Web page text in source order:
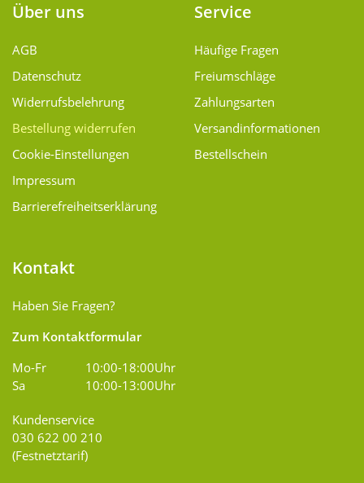
Über uns
AGB
Datenschutz
Widerrufsbelehrung
Bestellung widerrufen
Cookie-Einstellungen
Impressum
Barrierefreiheitserklärung
Service
Häufige Fragen
Freiumschläge
Zahlungsarten
Versand­informationen
Bestellschein
Kontakt
Haben Sie Fragen?
Zum Kontaktformular
Mo-Fr
10:00-18:00Uhr
Sa
10:00-13:00Uhr
Kundenservice
030 622 00 210
(Festnetztarif)